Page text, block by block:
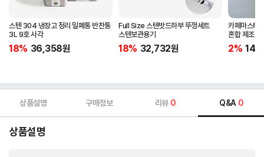
스텐 304 냉장고 정리 밀폐통 반찬통
3L 9호 사각
18% 36,358원
Full Size 스텐밧드하부 뚜껑세트
스텐보관용기
18% 32,732원
카페마스터
혼합 제조 믹
2%
상품설명 구매정보 리뷰 0 Q&A 0
상품설명